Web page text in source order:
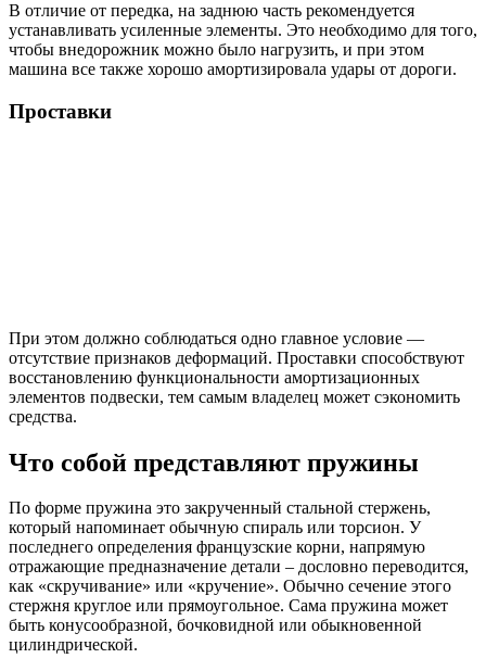
В отличие от передка, на заднюю часть рекомендуется
устанавливать усиленные элементы. Это необходимо для того,
чтобы внедорожник можно было нагрузить, и при этом
машина все также хорошо амортизировала удары от дороги.
Проставки
При этом должно соблюдаться одно главное условие —
отсутствие признаков деформаций. Проставки способствуют
восстановлению функциональности амортизационных
элементов подвески, тем самым владелец может сэкономить
средства.
Что собой представляют пружины
По форме пружина это закрученный стальной стержень,
который напоминает обычную спираль или торсион. У
последнего определения французские корни, напрямую
отражающие предназначение детали – дословно переводится,
как «скручивание» или «кручение». Обычно сечение этого
стержня круглое или прямоугольное. Сама пружина может
быть конусообразной, бочковидной или обыкновенной
цилиндрической.